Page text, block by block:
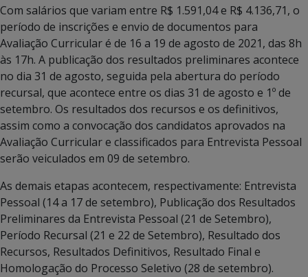
Com salários que variam entre R$ 1.591,04 e R$ 4.136,71, o
período de inscrições e envio de documentos para
Avaliação Curricular é de 16 a 19 de agosto de 2021, das 8h
às 17h. A publicação dos resultados preliminares acontece
no dia 31 de agosto, seguida pela abertura do período
recursal, que acontece entre os dias 31 de agosto e 1º de
setembro. Os resultados dos recursos e os definitivos,
assim como a convocação dos candidatos aprovados na
Avaliação Curricular e classificados para Entrevista Pessoal
serão veiculados em 09 de setembro.
As demais etapas acontecem, respectivamente: Entrevista
Pessoal (14 a 17 de setembro), Publicação dos Resultados
Preliminares da Entrevista Pessoal (21 de Setembro),
Período Recursal (21 e 22 de Setembro), Resultado dos
Recursos, Resultados Definitivos, Resultado Final e
Homologação do Processo Seletivo (28 de setembro).